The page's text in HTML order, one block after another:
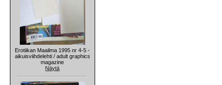
Erotiikan Maailma 1995 nr 4-5 -
aikuisviihdelehti / adult graphics
magazine
Näytä